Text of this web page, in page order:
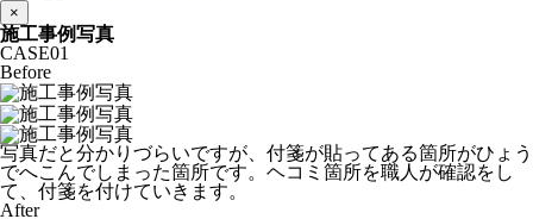
×
施工事例写真
CASE01
Before
写真だと分かりづらいですが、付箋が貼ってある箇所がひょう
でへこんでしまった箇所です。ヘコミ箇所を職人が確認をし
て、付箋を付けていきます。
After